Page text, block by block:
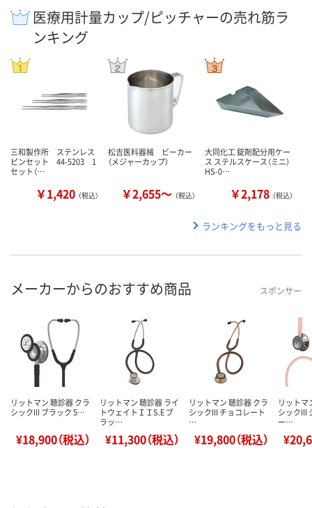
医療用計量カップ/ピッチャーの売れ筋ラ
ンキング
三和製作所 ステンレス
ピンセット 44-5203 1
セット（…
￥1,420 （税込）
松吉医科器械 ビーカー
（メジャーカップ）
￥2,655～ （税込）
大同化工 錠剤配分用ケー
ス ステルスケース（ミニ）
HS-0…
￥2,178 （税込）
ランキングをもっと見る
メーカーからのおすすめ商品 スポンサー
リットマン 聴診器 クラ
シックIII ブラック 5…
¥18,900（税込）
リットマン 聴診器 ライ
トウェイトＩＩS.E ブ
ラッ…
¥11,300（税込）
リットマン 聴診器 クラ
シックIII チョコレート
…
¥19,800（税込）
リットマ
シックIII
ー…